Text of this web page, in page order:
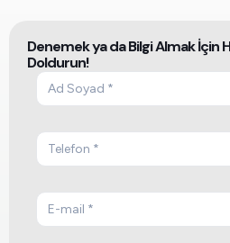
Denemek ya da Bilgi Almak İçin
Doldurun!